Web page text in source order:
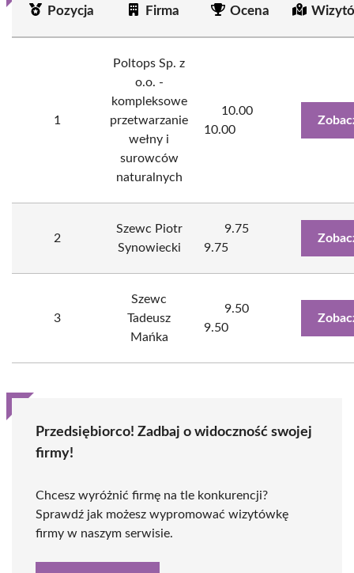
Pozycja Firma Ocena
1
Poltops Sp. z
o.o. -
kompleksowe
przetwarzanie
wełny i
surowców
naturalnych
10.00
10.00
2
Szewc Piotr
Synowiecki
9.75
9.75
3
Szewc
Tadeusz
Mańka
9.50
9.50
Przedsiębiorco! Zadbaj o widoczność swojej
firmy!
Chcesz wyróżnić firmę na tle konkurencji?
Sprawdź jak możesz wypromować wizytówkę
firmy w naszym serwisie.